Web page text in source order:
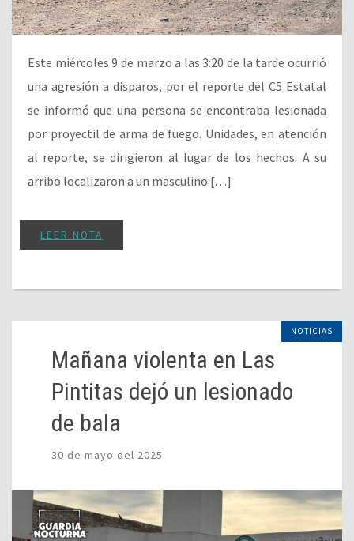
Este miércoles 9 de marzo a las 3:20 de la tarde ocurrió
una agresión a disparos, por el reporte del C5 Estatal
se informó que una persona se encontraba lesionada
por proyectil de arma de fuego. Unidades, en atención
al reporte, se dirigieron al lugar de los hechos. A su
arribo localizaron a un masculino […]
LEER NOTA
NOTICIAS
Mañana violenta en Las
Pintitas dejó un lesionado
de bala
30 de mayo del 2025